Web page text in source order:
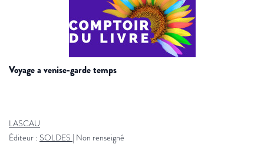
voyage a venise-garde temps
LASCAU
Éditeur : SOLDES | Non renseigné